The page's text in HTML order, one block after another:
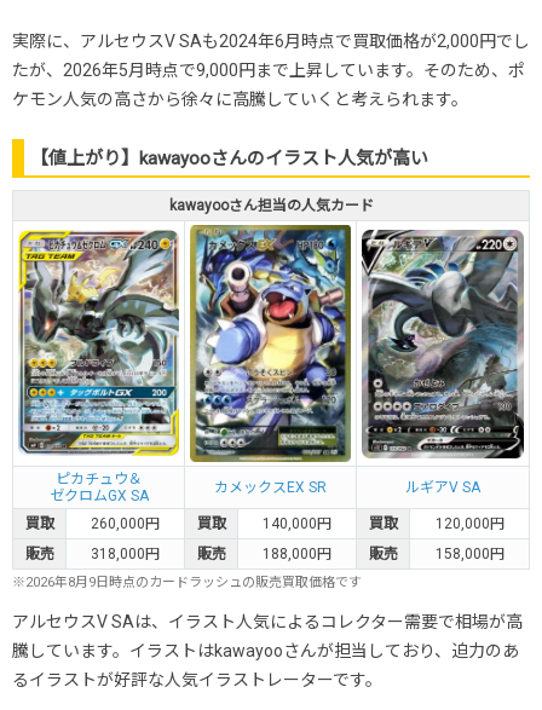
実際に、アルセウスV SAも2024年6月時点で買取価格が2,000円でし
たが、2026年5月時点で9,000円まで上昇しています。そのため、ポ
ケモン人気の高さから徐々に高騰していくと考えられます。
【値上がり】kawayooさんのイラスト人気が高い
kawayooさん担当の人気カード
ピカチュウ＆
ゼクロムGX SA
カメックスEX SR ルギアV SA
買取 260,000円 買取 140,000円 買取
120,000円
販売
318,000円 販売 188,000円 販売 158,000円
※2026年8月9日時点のカードラッシュの販売買取価格です
アルセウスV SAは、イラスト人気によるコレクター需要で相場が高
騰しています。イラストはkawayooさんが担当しており、迫力のあ
るイラストが好評な人気イラストレーターです。